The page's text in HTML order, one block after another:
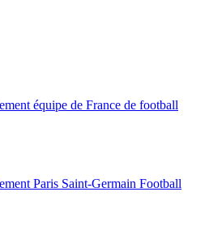
équipe de France de football
Paris Saint-Germain Football